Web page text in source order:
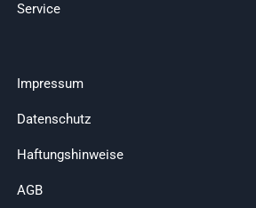
Service
Impressum
Datenschutz
Haftungshinweise
AGB